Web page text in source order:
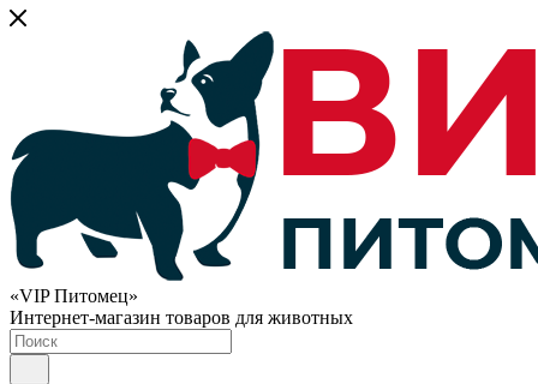
«VIP Питомец»
Интернет-магазин товаров для животных